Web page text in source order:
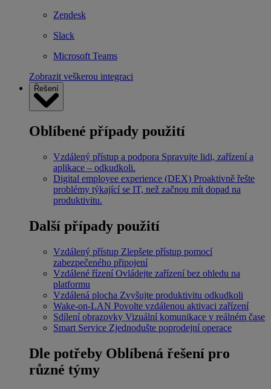
Zendesk
Slack
Microsoft Teams
Zobrazit veškerou integraci
Řešení
Oblíbené případy použití
Vzdálený přístup a podpora Spravujte lidi, zařízení a
aplikace – odkudkoli.
Digital employee experience (DEX) Proaktivně řešte
problémy týkající se IT, než začnou mít dopad na
produktivitu.
Další případy použití
Vzdálený přístup Zlepšete přístup pomocí
zabezpečeného připojení
Vzdálené řízení Ovládejte zařízení bez ohledu na
platformu
Vzdálená plocha Zvyšujte produktivitu odkudkoli
Wake-on-LAN Povolte vzdálenou aktivaci zařízení
Sdílení obrazovky Vizuální komunikace v reálném čase
Smart Service Zjednodušte poprodejní operace
Dle potřeby Oblíbená řešení pro
různé týmy